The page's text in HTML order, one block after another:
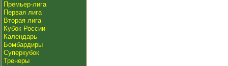
Премьер-лига
Первая лига
Вторая лига
Кубок России
Календарь
Бомбардиры
Суперкубок
Тренеры